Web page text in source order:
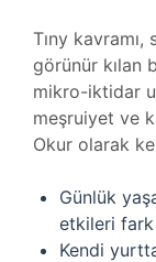
Tıny kavramı,
görünür kılan
mikro-iktidar
meşruiyet ve
Okur olarak
Günlük
etkileri
Kendi